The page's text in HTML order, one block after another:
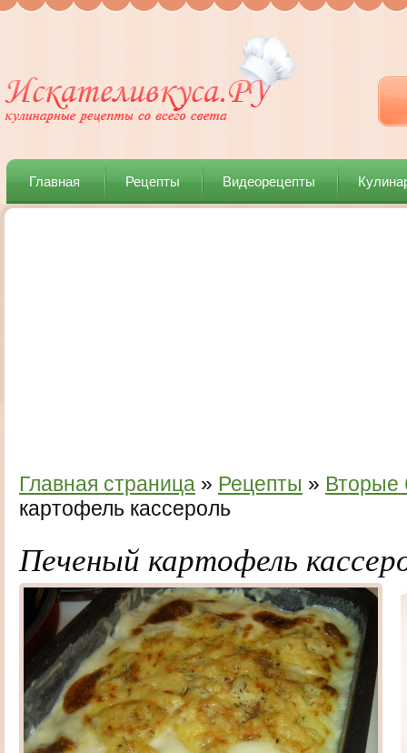
Главная Рецепты Видеорецепты
Главная страница » Рецепты » Вторые
картофель кассероль
Печеный картофель